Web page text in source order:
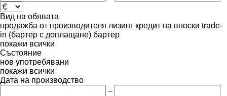
Вид на обявата
продажба от производителя лизинг кредит на вноски trade-
in (бартер с доплащане) бартер
покажи всички
Състояние
нов употребявани
покажи всички
Дата на производство
–